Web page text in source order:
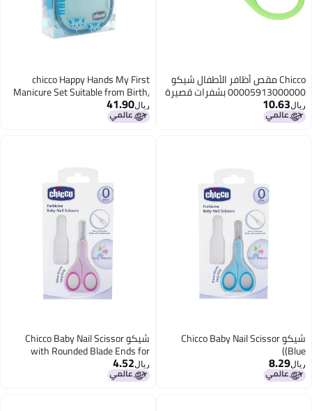
Chicco مقص أظافر الأطفال شيكو
بشفرات قصيرة
10.63
chicco Happy Hands My First
Manicure Set Suitable from Birth,
Blue, one Size
41.90
شيكو Chicco Baby Nail Scissor
8.29
شيكو Chicco Baby Nail Scissor
with Rounded Blade Ends for
Safety, Easy Grip Handle,
Grooming Accessory for Newborn
4.52